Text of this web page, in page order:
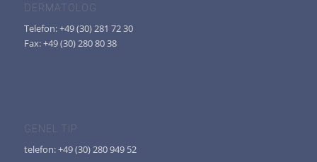
DERMATOLOG
Telefon: +49 (30) 281 72 30
Fax: +49 (30) 280 80 38
GENEL TIP
telefon: +49 (30) 280 949 52